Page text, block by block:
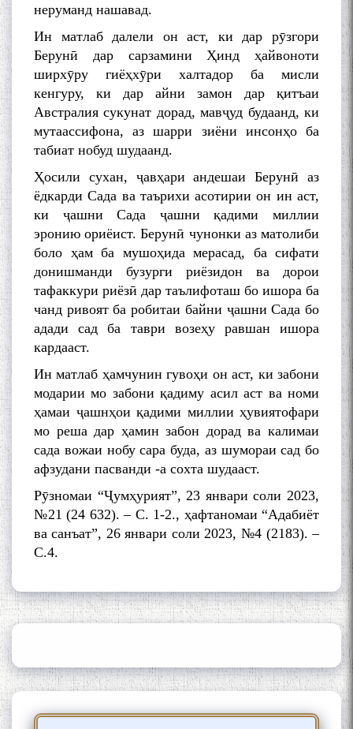
неруманд нашавад.
Ин матлаб далели он аст, ки дар рӯзгори
Берунӣ дар сарзамини Ҳинд ҳайвоноти
ширхӯру гиёҳхӯри халтадор ба мисли
кенгуру, ки дар айни замон дар қитъаи
Австралия сукунат дорад, мавҷуд будаанд, ки
мутаассифона, аз шарри зиёни инсонҳо ба
табиат нобуд шудаанд.
Ҳосили сухан, ҷавҳари андешаи Берунӣ аз
ёдкарди Сада ва таърихи асотирии он ин аст,
ки ҷашни Сада ҷашни қадими миллии
эронию ориёист. Берунӣ чунонки аз матолиби
боло ҳам ба мушоҳида мерасад, ба сифати
донишманди бузурги риёзидон ва дорои
тафаккури риёзӣ дар таълифоташ бо ишора ба
чанд ривоят ба робитаи байни ҷашни Сада бо
адади сад ба таври возеҳу равшан ишора
кардааст.
Ин матлаб ҳамчунин гувоҳи он аст, ки забони
модарии мо забони қадиму асил аст ва номи
ҳамаи ҷашнҳои қадими миллии ҳувиятофари
мо реша дар ҳамин забон дорад ва калимаи
сада вожаи нобу сара буда, аз шумораи сад бо
афзудани пасванди -а сохта шудааст.
Рӯзномаи “Ҷумҳурият”, 23 январи соли 2023,
№21 (24 632). – С. 1-2., ҳафтаномаи “Адабиёт
ва санъат”, 26 январи соли 2023, №4 (2183). –
С.4.
Муъмин Қаноат\Meeting of
young talents with Mumyin
Kanoat
The Persian Gulf Beautiful
poetry from Устод Мумин
Қаноат (Ustod Mumin Qanoat)
and Master Mehryar
Mehrafarin about the conflict
of the name of the Persian
Сайри Дарвоз бо Мӯъмин
Қаноат: Чанор ҳам "гап"
мезанад
АЗ ҶОНИБИ ОЛИМОНИ
АКАДЕМИЯИ МИЛЛИИ
БО 4 000 000 СОМОНӢ